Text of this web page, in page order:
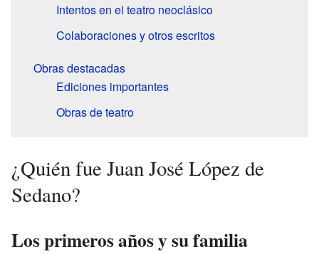
Intentos en el teatro neoclásico
Colaboraciones y otros escritos
Obras destacadas
Ediciones importantes
Obras de teatro
¿Quién fue Juan José López de
Sedano?
Los primeros años y su familia